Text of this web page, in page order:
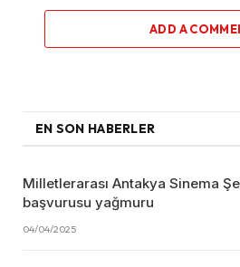
ADD A
EN SON HABERLER
Milletlerarası Antakya Sinema
başvurusu yağmuru
04/04/2025